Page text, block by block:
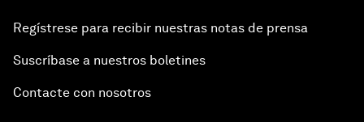
Regístrese para recibir nuestras notas de prensa
Suscríbase a nuestros boletines
Contacte con nosotros